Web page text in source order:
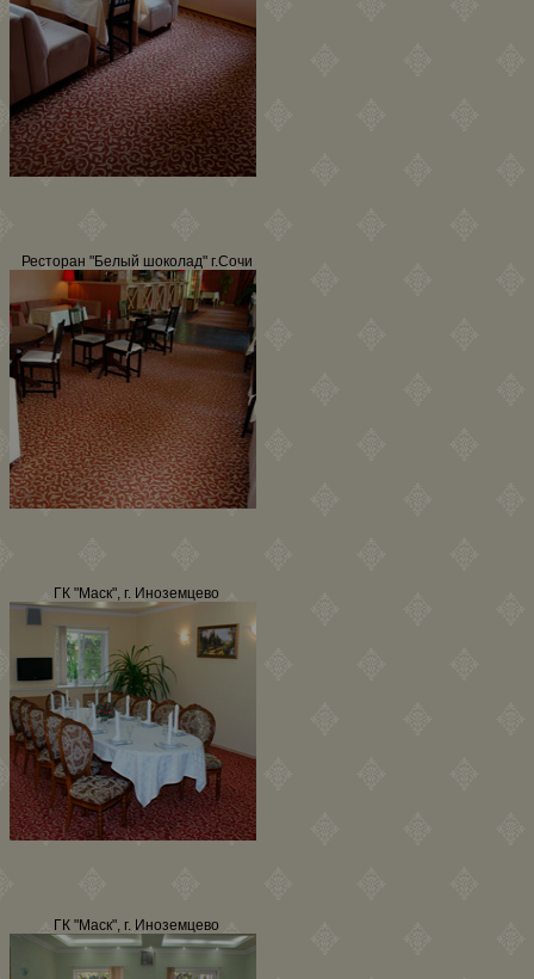
Ресторан "Белый шоколад" г.Сочи
ГК "Маск", г. Иноземцево
ГК "Маск", г. Иноземцево